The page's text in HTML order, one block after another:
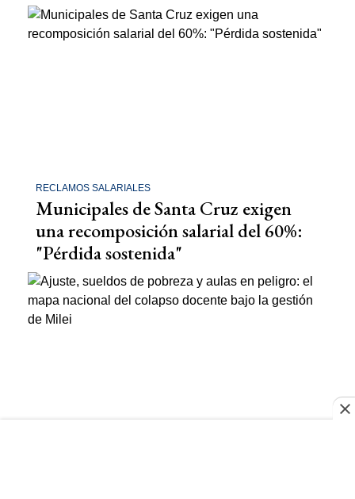
RECLAMOS SALARIALES
Municipales de Santa Cruz exigen
una recomposición salarial del 60%:
"Pérdida sostenida"